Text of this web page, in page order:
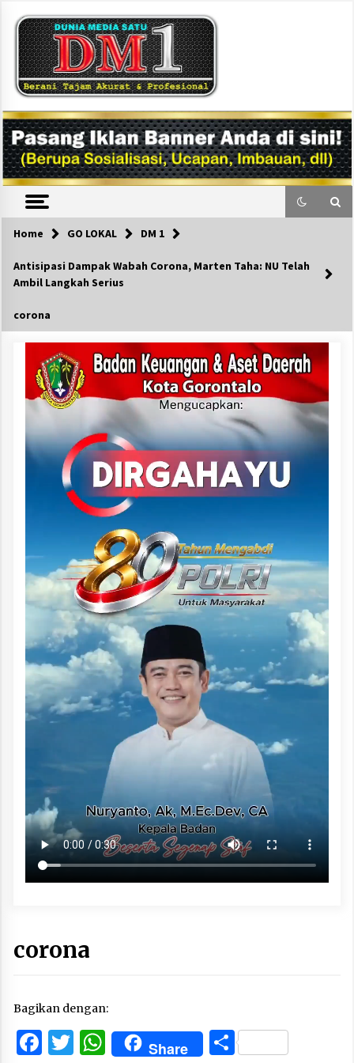
content
DM1
Home GO LOKAL DM 1
Antisipasi Dampak Wabah Corona, Marten Taha: NU Telah
Ambil Langkah Serius
corona
corona
Bagikan dengan:
Facebook
Twitter
WhatsApp
Share Share